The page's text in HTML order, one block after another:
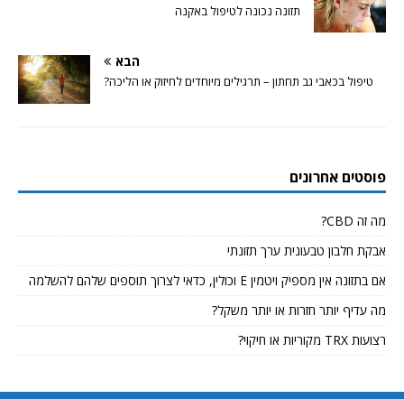
תזונה נכונה לטיפול באקנה
הבא
טיפול בכאבי גב תחתון – תרגילים מיוחדים לחיזוק או הליכה?
פוסטים אחרונים
מה זה CBD?
אבקת חלבון טבעונית ערך תזונתי
אם בתזונה אין מספיק ויטמין E וכולין, כדאי לצרוך תוספים שלהם להשלמה
מה עדיף יותר חזרות או יותר משקל?
רצועות TRX מקוריות או חיקוי?